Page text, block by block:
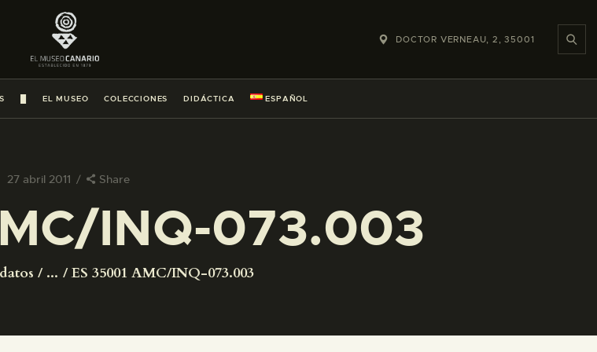
DOCTOR VERNEAU, 2, 35001
EL MUSEO COLECCIONES DIDÁCTICA ESPAÑOL
27 abril 2011 Share
INQ-073.003
... ES 35001 AMC/INQ-073.003
VISITA